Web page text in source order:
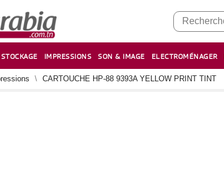
STOCKAGE IMPRESSIONS SON & IMAGE ELECTROMÉNAGER
CARTOUCHE HP-88 9393A YELLOW PRINT TINT